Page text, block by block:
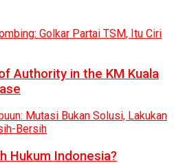
Authority in the KM Kuala
Hukum Indonesia?